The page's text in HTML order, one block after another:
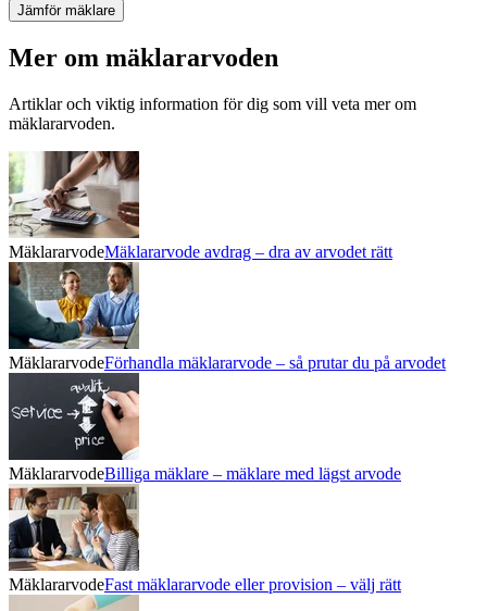
Jämför mäklare
Mer om mäklararvoden
Artiklar och viktig information för dig som vill veta mer om
mäklararvoden.
MäklararvodeMäklararvode avdrag – dra av arvodet rätt
MäklararvodeFörhandla mäklararvode – så prutar du på arvodet
MäklararvodeBilliga mäklare – mäklare med lägst arvode
MäklararvodeFast mäklararvode eller provision – välj rätt